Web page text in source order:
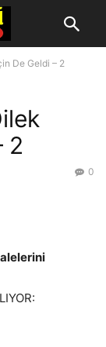
De Geldi – 2
2
0